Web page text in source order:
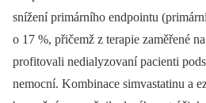
snížení primárního endpointu
o 17 %, přičemž z terapie zaměřené
profitovali nedialyzovaní pacienti
nemocní. Kombinace simvastatinu a